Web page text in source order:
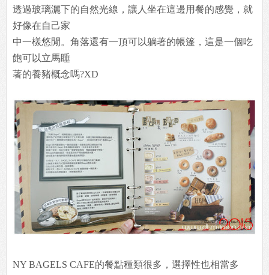
透過玻璃灑下的自然光線，讓人坐在這邊用餐的感覺，就
好像在自己家
中一樣悠閒。角落還有一頂可以躺著的帳篷，這是一個吃
飽可以立馬睡
著的養豬概念嗎?XD
NY BAGELS CAFE的餐點種類很多，選擇性也相當多